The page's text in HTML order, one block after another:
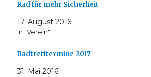
Rad für mehr Sicherheit
17. August 2016
In "Verein"
Radtrefftermine 2017
31. Mai 2016